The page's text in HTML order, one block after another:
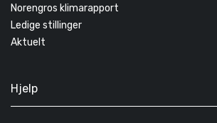
Norengros klimarapport
Ledige stillinger
Aktuelt
Hjelp